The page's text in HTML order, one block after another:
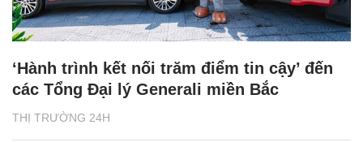
THỊ TRƯỜNG 24H
‘Hành trình kết nối trăm điểm tin cậy’ đến
các Tổng Đại lý Generali miền Bắc